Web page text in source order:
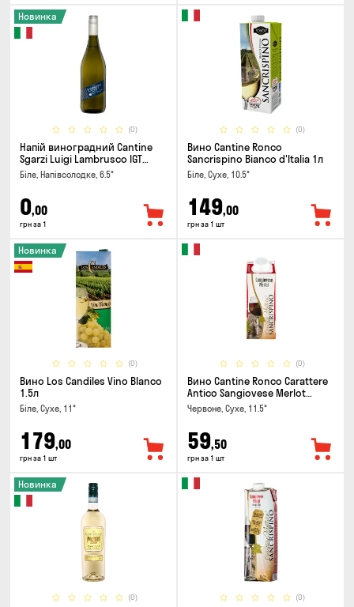
(0)
Новинка
Напій виноградний Cantine
Sgarzi Luigi Lambrusco IGT
Emilia Bianca Frizziante 0.75л
Біле, Напівсолодке, 6.5°
0,00
грн за 1
(0)
Вино Cantine Ronco
Sancrispino Bianco d'Italia 1л
Біле, Сухе, 10.5°
149,00
грн за 1 шт
(0)
Новинка
Вино Los Candiles Vino Blanco
1.5л
Біле, Сухе, 11°
179,00
грн за 1 шт
(0)
Вино Cantine Ronco Carattere
Antico Sangiovese Merlot
Rubicone IGT 0.25л
Червоне, Сухе, 11.5°
59,50
грн за 1 шт
(0)
Новинка
(0)